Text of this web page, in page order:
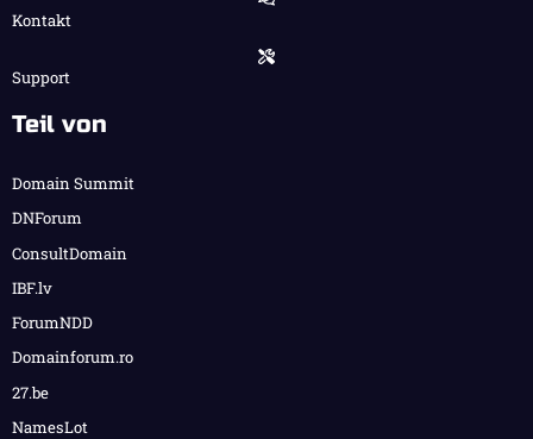
Kontakt
Support
Teil von
Domain Summit
DNForum
ConsultDomain
IBF.lv
ForumNDD
Domainforum.ro
27.be
NamesLot